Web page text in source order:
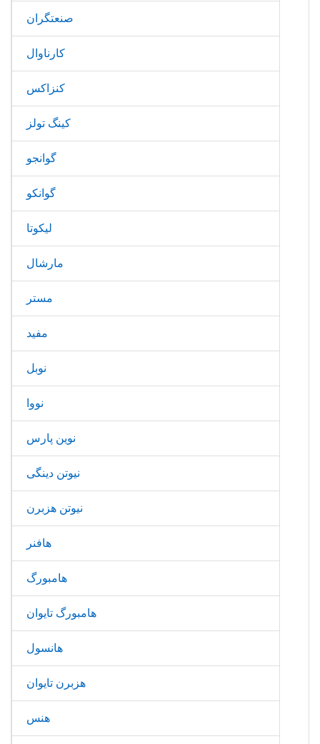
صنعتگران
کارناوال
کنزاکس
کینگ تولز
گوانجو
گوانکو
لیکوتا
مارشال
مستر
مفید
نوبل
نووا
نوین پارس
نیوتن دینگی
نیوتن هزبرن
هافنر
هامبورگ
هامبورگ تایوان
هانسول
هزبرن تایوان
هنس